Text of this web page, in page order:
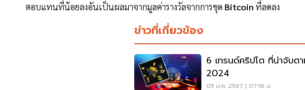
ตอบแทนที่น้อยลงอันเป็นผลมาจากมูลค่ารางวัลจากการขุด Bitcoin ที่ลดลง
ข่าวที่เกี่ยวข้อง
6 เทรนด์คริปโต ที่น่าจับต
2024
05 ม.ค. 2567 | 07:16 น.